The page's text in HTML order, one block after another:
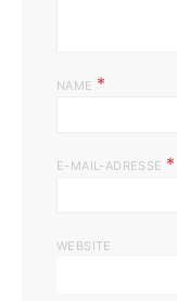
NAME *
E-MAIL-ADRESSE *
WEBSITE